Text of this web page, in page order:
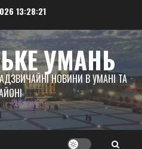
13:28:22
УМАНЬ
НОВИНИ В УМАНІ ТА